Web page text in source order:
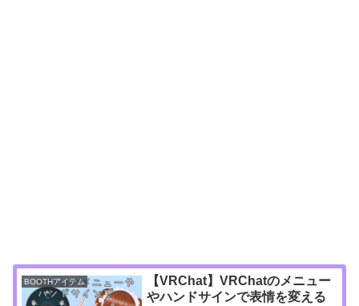
BOOTHアイテム
【VRChat】VRChatのメニュー
やハンドサインで表情を変える